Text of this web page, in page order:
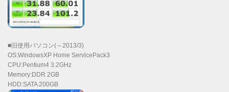
■旧使用パソコン(～2013/3)
OS:WindowsXP Home ServicePack3
CPU:Pentium4 3.2GHz
Memory:DDR 2GB
HDD:SATA 200GB